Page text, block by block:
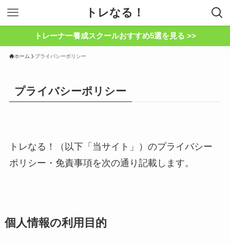
トレなる！
トレーナー養成スクールおすすめ5選を見る >>
ホーム プライバシーポリシー
プライバシーポリシー
トレなる！（以下「当サイト」）のプライバシー
ポリシー・免責事項を次の通り記載します。
個人情報の利用目的